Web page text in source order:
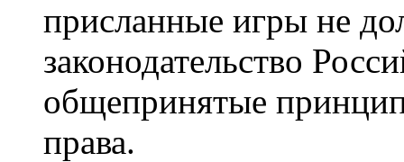
присланные игры не
законодательство
общепринятые
права.